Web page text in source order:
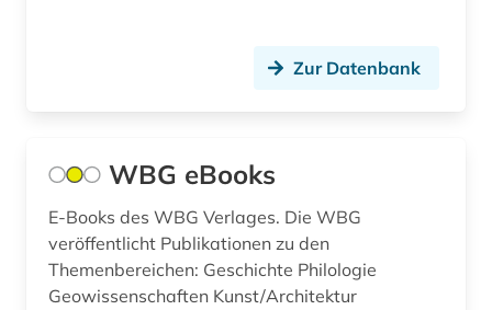
design (8)
deutsch (9)
deutsch-deutsche beziehungen (1)
Zur Datenbank
WBG eBooks
E-Books des WBG Verlages. Die WBG
veröffentlicht Publikationen zu den
Themenbereichen: Geschichte Philologie
Geowissenschaften Kunst/Architektur